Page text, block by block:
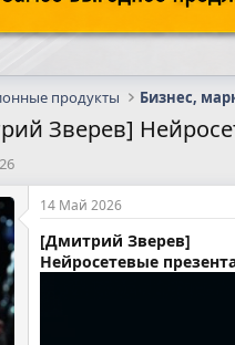
продукты Бизнес,
Зверев]
14 Май 2026
[Дмитрий Зверев]
Нейросетевые